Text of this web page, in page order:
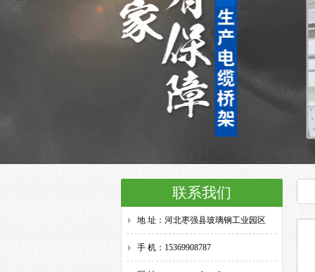
联系我们
地 址：河北枣强县玻璃钢工业园区
手 机：15369908787